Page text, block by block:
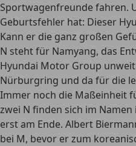
Sportwagenfreunde fahren.
Geburtsfehler hat: Dieser
Kann er die ganz großen
N steht für Namyang, das
Hyundai Motor Group
Nürburgring und da für die
Immer noch die Maßeinheit
zwei N finden sich im
erst am Ende. Albert
bei M, bevor er zum